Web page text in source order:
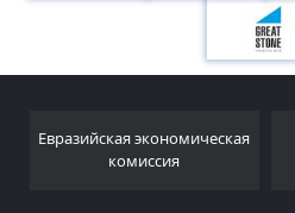
Евразийская экономическая
комиссия